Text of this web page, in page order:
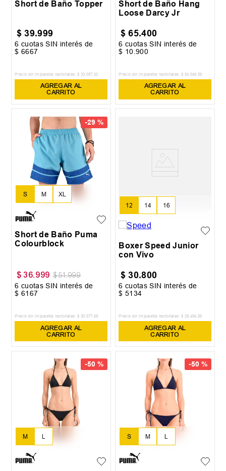
Short de Baño Topper
$ 39.999
6 cuotas SIN interés de
$ 6667
Precio sin impuestos nacionales: $ 33 057 02
AGREGAR AL
CARRITO
Short de Baño Hang
Loose Darcy Jr
$ 65.400
6 cuotas SIN interés de
$ 10 .900
Precio sin impuestos nacionales: $ 54 049 59
AGREGAR AL
CARRITO
-29 %
S M XL
Short de Baño Puma
Colourblock
$ 36.999 $ 51.999
6 cuotas SIN interés de
$ 6167
Precio sin impuestos nacionales: $ 30.577 ,69
AGREGAR AL
CARRITO
12 14 16
Boxer Speed Junior
con Vivo
$ 30.800
6 cuotas SIN interés de
$ 5134
Precio sin impuestos nacionales: $ 25.454 ,55
AGREGAR AL
CARRITO
-50 %
M L
-50 %
S M L